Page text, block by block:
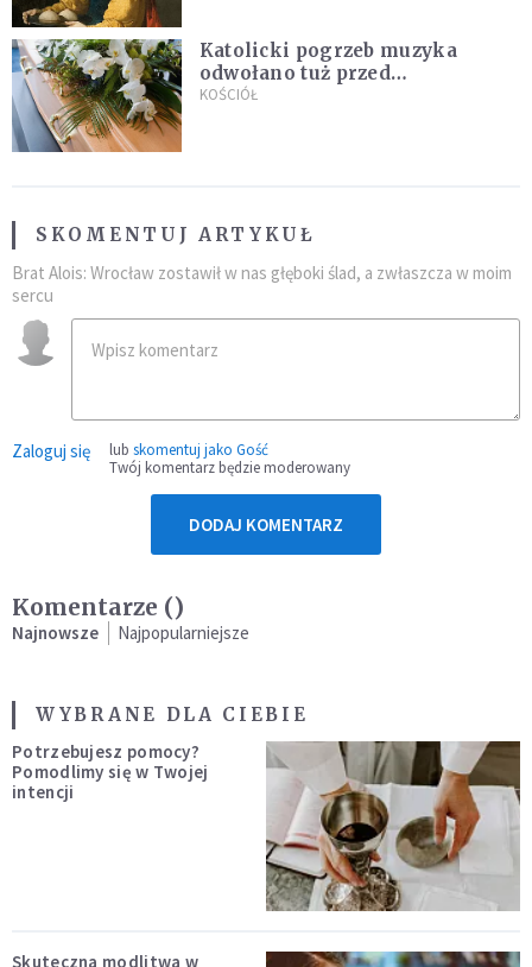
Katolicki pogrzeb muzyka
odwołano tuż przed
uroczystością. Powodem była
KOŚCIÓŁ
SKOMENTUJ ARTYKUŁ
Brat Alois: Wrocław zostawił w nas głęboki ślad, a zwłaszcza w moim
sercu
Zaloguj się lub skomentuj jako Gość
Twój komentarz będzie moderowany
DODAJ KOMENTARZ
Komentarze ()
Najnowsze Najpopularniejsze
WYBRANE DLA CIEBIE
Potrzebujesz pomocy?
Pomodlimy się w Twojej
intencji
Skuteczna modlitwa w